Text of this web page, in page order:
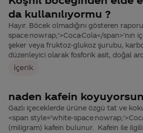
da kullanılıyormu ?
Hayır. Böcek olmadığını gösteren
space:nowrap;'>Coca-Cola</span>’nın
şeker veya fruktoz-glukoz şurubu,
düzenleyici olarak fosforik asit, doğal
İçerik
naden kafein
Gazlı içeceklerde ürüne özgü tat ve
<span style='white-
(miligram) kafein bulunur. Kafein ile